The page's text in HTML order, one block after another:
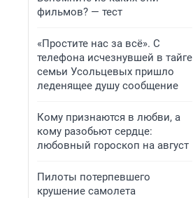
фильмов? — тест
«Простите нас за всё». С
телефона исчезнувшей в тайге
семьи Усольцевых пришло
леденящее душу сообщение
Кому признаются в любви, а
кому разобьют сердце:
любовный гороскоп на август
Пилоты потерпевшего
крушение самолета